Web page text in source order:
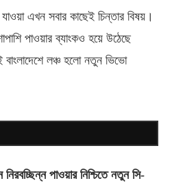
এখন সবার কাছেই চিন্তার বিষয়।
পাওয়ার ব্যাংকও হয়ে উঠেছে
বাংলাদেশে লঞ্চ হলো নতুন ভিভো
নিরবচ্ছিন্ন পাওয়ার নিশ্চিতে নতুন সি-